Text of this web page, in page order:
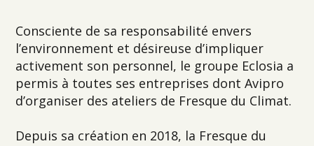
Consciente de sa responsabilité envers
l’environnement et désireuse d’impliquer
activement son personnel, le groupe Eclosia a
permis à toutes ses entreprises dont Avipro
d’organiser des ateliers de Fresque du Climat.
Depuis sa création en 2018, la Fresque du